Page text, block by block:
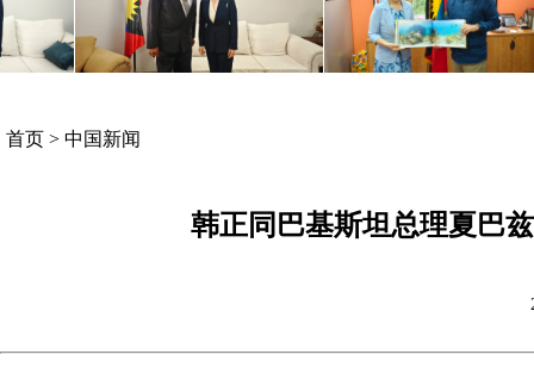
首页 > 中国新闻
韩正同巴基斯坦总理夏巴